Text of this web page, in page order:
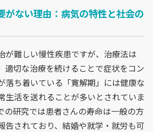
がない理由：病気の特性と社会の
が難しい慢性疾患ですが、治療法は
適切な治療を続けることで症状をコン
落ち着いている「寛解期」には健康な
生活を送れることが多いとされていま
の研究では患者さんの寿命は一般の方
告されており、結婚や就学・就労も可